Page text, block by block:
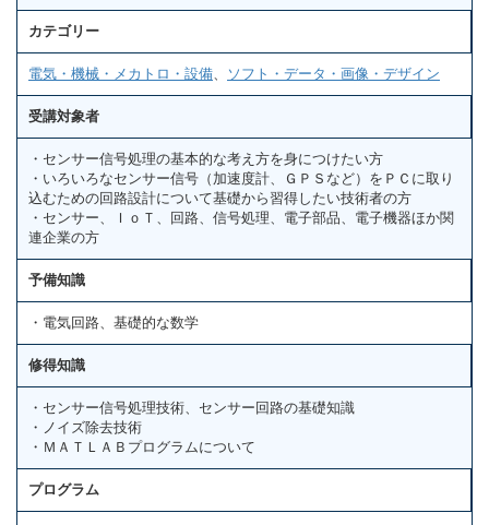
カテゴリー
電気・機械・メカトロ・設備 ソフト・データ・画像・デザイン
受講対象者
・センサー信号処理の基本的な考え方を身につけたい方
・いろいろなセンサー信号（加速度計、ＧＰＳなど）をＰＣに取り
込むための回路設計について基礎から習得したい技術者の方
・センサー、ＩｏＴ、回路、信号処理、電子部品、電子機器ほか関
連企業の方
予備知識
・電気回路、基礎的な数学
修得知識
・センサー信号処理技術、センサー回路の基礎知識
・ノイズ除去技術
・ＭＡＴＬＡＢプログラムについて
プログラム